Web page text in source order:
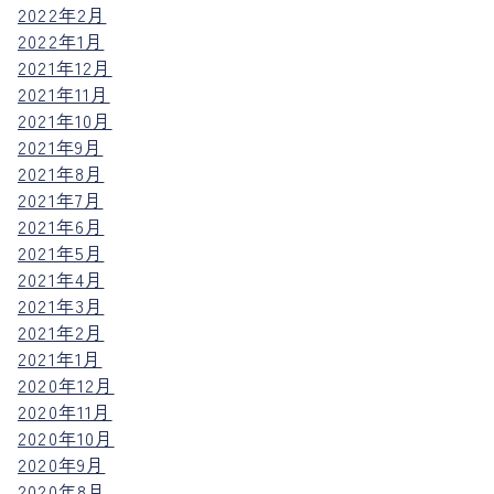
2022年2月
2022年1月
2021年12月
2021年11月
2021年10月
2021年9月
2021年8月
2021年7月
2021年6月
2021年5月
2021年4月
2021年3月
2021年2月
2021年1月
2020年12月
2020年11月
2020年10月
2020年9月